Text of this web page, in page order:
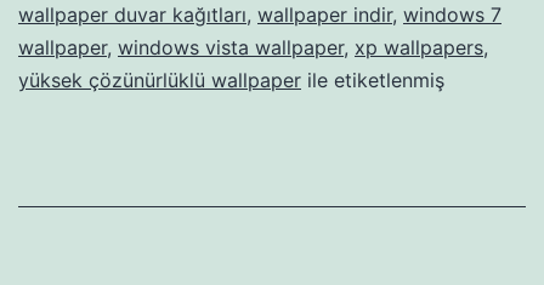
wallpaper duvar kağıtları, wallpaper indir, windows 7
wallpaper, windows vista wallpaper, xp wallpapers,
yüksek çözünürlüklü wallpaper ile etiketlenmiş